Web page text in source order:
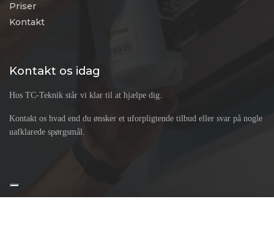
Priser
Kontakt
Kontakt os idag
Hos TC-Teknik står vi klar til at hjælpe dig.
Kontakt os hvad end du ønsker et uforpligtende tilbud eller svar på nogle
uafklarede spørgsmål.
Privatlivspolitik